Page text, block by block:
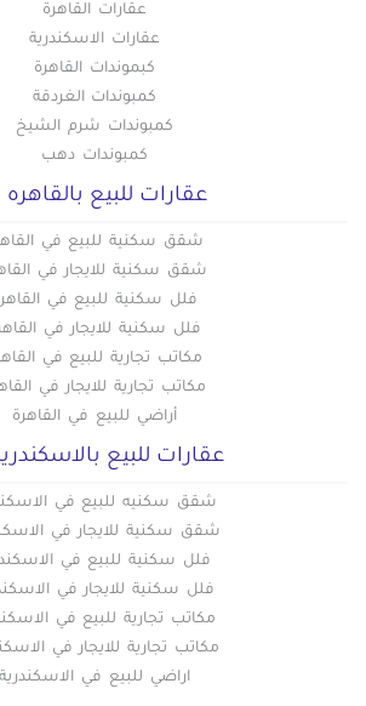
عقارات القاهرة
عقارات الاسكندرية
كبموندات القاهرة
كمبوندات الغردقة
كمبوندات شرم الشيخ
كمبوندات دهب
عقارات للبيع بالقاهره
شقق سكنية للبيع في
شقق سكنية للايجار في
فلل سكنية للبيع في
فلل سكنية للايجار في
مكاتب تجارية للبيع في
مكاتب تجارية للايجار في
أراضي للبيع في القاهرة
عقارات للبيع
شقق سكنيه للبيع في
شقق سكنية للايجار في
فلل سكنية للبيع في
فلل سكنية للايجار في
مكاتب تجارية للبيع في
مكاتب تجارية للايجار في
اراضي للبيع في الاسكندرية